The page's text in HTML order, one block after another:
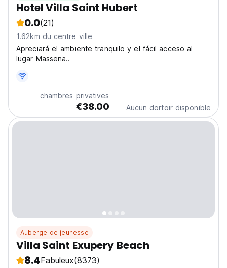
Hotel Villa Saint Hubert
0.0(21)
1.62km du centre ville
Apreciará el ambiente tranquilo y el fácil acceso al
lugar Massena..
chambres privatives
€38.00 Aucun dortoir disponible
Auberge de jeunesse
Villa Saint Exupery Beach
8.4Fabuleux(8373)